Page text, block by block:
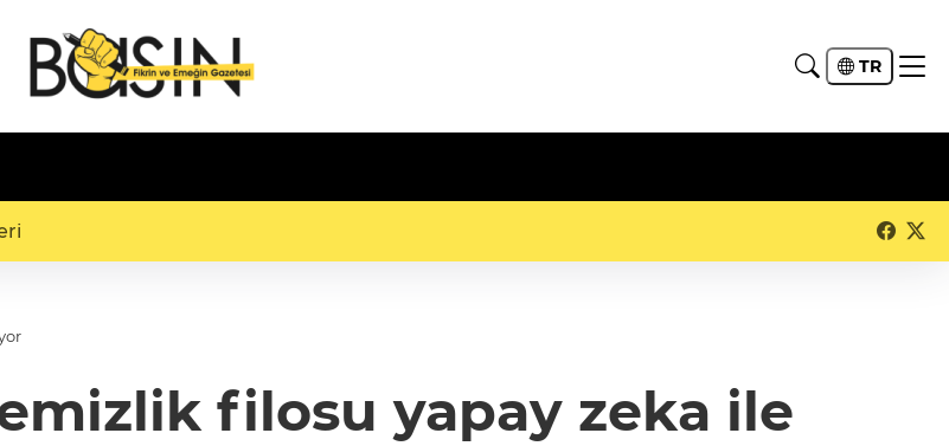
TR
filosu yapay zeka ile